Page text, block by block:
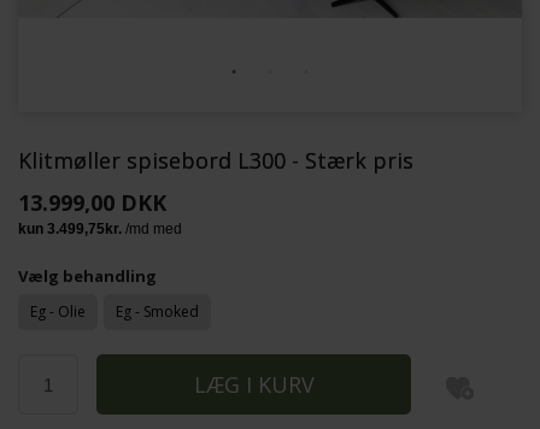
Klitmøller spisebord L300 - Stærk pris
13.999,00 DKK
Vælg behandling
Eg - Olie Eg - Smoked